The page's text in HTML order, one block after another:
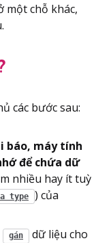
một chỗ khác,
các bước sau:
báo, máy tính
để chứa dữ
nhiều hay ít tuỳ
type
) của
gán
dữ liệu cho